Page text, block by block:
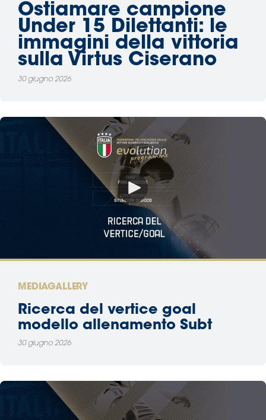
Ostiamare campione
Under 15 Dilettanti: le
immagini della vittoria
sulla Virtus Ciserano
30 giugno 2026
MEDIAGALLERY
Ricerca del vertice goal
modello allenamento Subt
30 giugno 2026